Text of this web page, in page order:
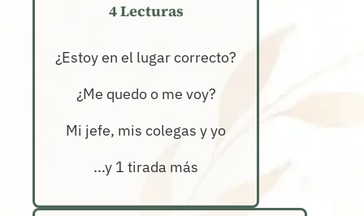
4 Lecturas
¿Estoy en el lugar correcto?
¿Me quedo o me voy?
Mi jefe, mis colegas y yo
...y 1 tirada más